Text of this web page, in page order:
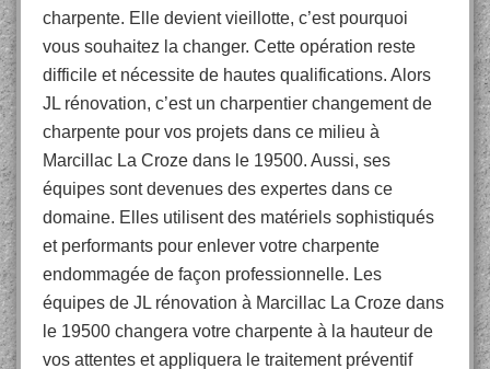
charpente. Elle devient vieillotte, c’est pourquoi
vous souhaitez la changer. Cette opération reste
difficile et nécessite de hautes qualifications. Alors
JL rénovation, c’est un charpentier changement de
charpente pour vos projets dans ce milieu à
Marcillac La Croze dans le 19500. Aussi, ses
équipes sont devenues des expertes dans ce
domaine. Elles utilisent des matériels sophistiqués
et performants pour enlever votre charpente
endommagée de façon professionnelle. Les
équipes de JL rénovation à Marcillac La Croze dans
le 19500 changera votre charpente à la hauteur de
vos attentes et appliquera le traitement préventif